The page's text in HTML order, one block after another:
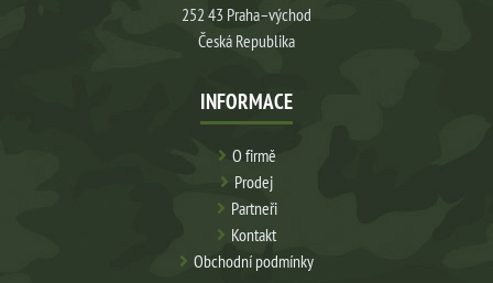
252 43 Praha–východ
Česká Republika
INFORMACE
O firmě
Prodej
Partneři
Kontakt
Obchodní podmínky